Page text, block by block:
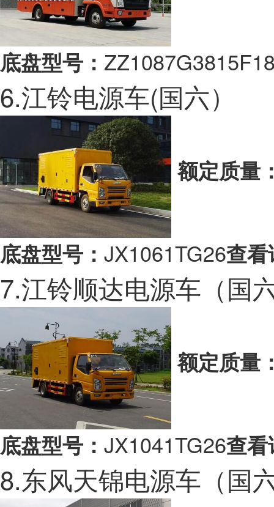
底盘型号：
6.江铃电源车(国六）
额定质量
底盘型号： JX1061TG26查
7.江铃顺达电源车（国
额定质量
底盘型号： JX1041TG26查
8.东风天锦电源车（国